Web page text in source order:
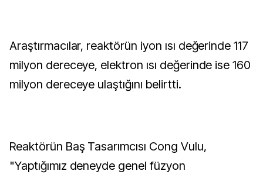
Araştırmacılar, reaktörün iyon ısı değerinde 117
milyon dereceye, elektron ısı değerinde ise 160
milyon dereceye ulaştığını belirtti.
Reaktörün Baş Tasarımcısı Cong Vulu,
"Yaptığımız deneyde genel füzyon